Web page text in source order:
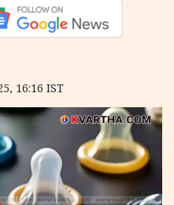
16:16 IST